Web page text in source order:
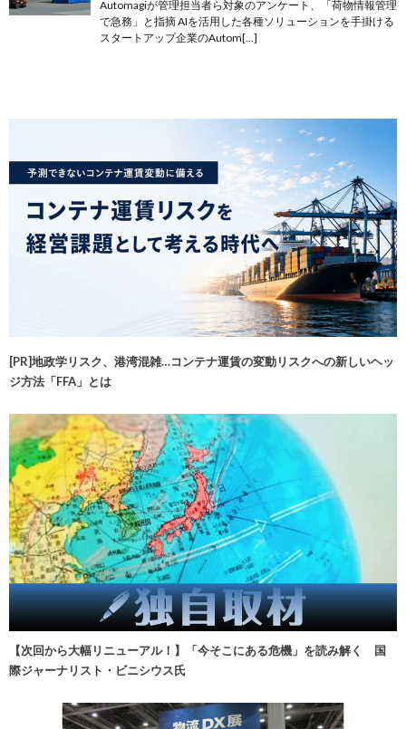
Automagiが管理担当者ら対象のアンケート、「荷物情報管理
で急務」と指摘 AIを活用した各種ソリューションを手掛ける
スタートアップ企業のAutom[…]
[PR]地政学リスク、港湾混雑…コンテナ運賃の変動リスクへの新しいヘッ
ジ方法「FFA」とは
【次回から大幅リニューアル！】「今そこにある危機」を読み解く 国
際ジャーナリスト・ビニシウス氏